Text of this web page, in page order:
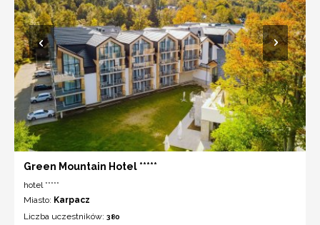
Green Mountain Hotel *****
hotel *****
Miasto: Karpacz
Liczba uczestników: 380